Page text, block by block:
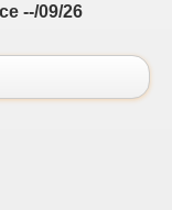
--/09/26